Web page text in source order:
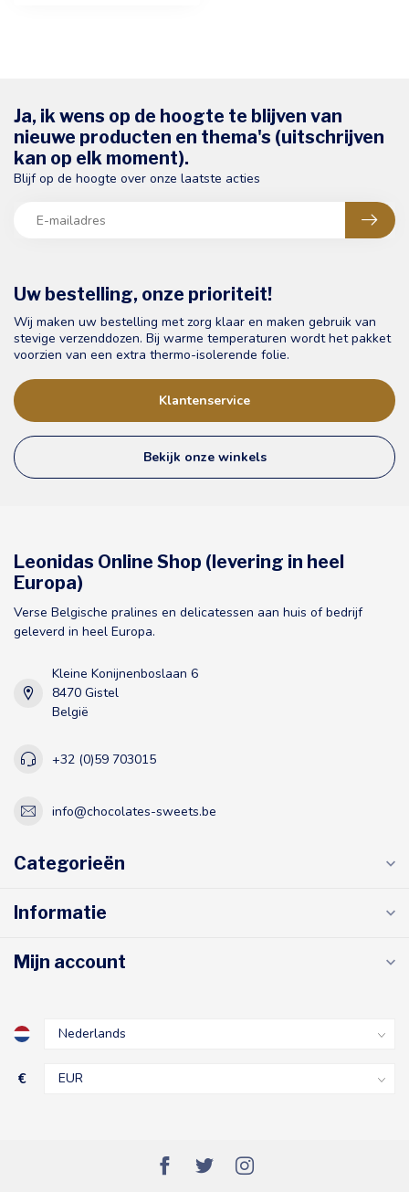
Uw bestelling, onze prioriteit!
Wij maken uw bestelling met zorg klaar en maken gebruik van
stevige verzenddozen. Bij warme temperaturen wordt het pakket
voorzien van een extra thermo-isolerende folie.
Klantenservice
Bekijk onze winkels
Ja, ik wens op de hoogte te blijven van
nieuwe producten en thema's (uitschrijven
kan op elk moment).
Blijf op de hoogte over onze laatste acties
Leonidas Online Shop (levering in heel
Europa)
Verse Belgische pralines en delicatessen aan huis of bedrijf
geleverd in heel Europa.
Kleine Konijnenboslaan 6
8470 Gistel
België
+32 (0)59 703015
info@chocolates-sweets.be
Categorieën
Informatie
Mijn account
€